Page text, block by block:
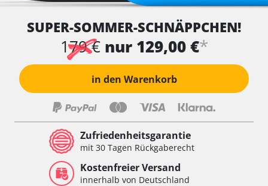
Wegfahrsperre
Wischersteuerung
Xenon links
Xenon rechts
Zentrale Bedieneinheit
Zentralelektronik
Zentralelektronik hinten
Zentralelektronik vorne
Zentralelektronik vorne Beifahrer
Zentralelektronik vorne Fahrer
Verfügbarkeit abhängig von Modell, Motorisierung, Ausstattung
und Konfiguration
SUPER-SOMMER-SCHNÄPPCHEN!
179 € nur 129,00 €*
in den Warenkorb
Zufriedenheitsgarantie
mit 30 Tagen Rückgaberecht
Kostenfreier Versand
innerhalb von Deutschland